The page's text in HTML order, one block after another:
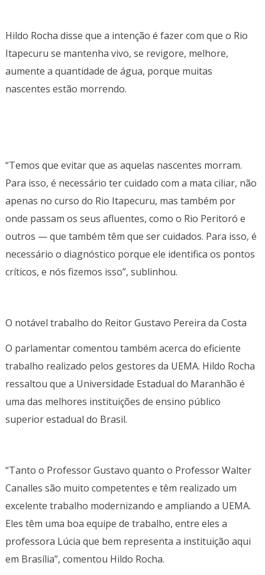
Hildo Rocha disse que a intenção é fazer com que o Rio
Itapecuru se mantenha vivo, se revigore, melhore,
aumente a quantidade de água, porque muitas
nascentes estão morrendo.
“Temos que evitar que as aquelas nascentes morram.
Para isso, é necessário ter cuidado com a mata ciliar, não
apenas no curso do Rio Itapecuru, mas também por
onde passam os seus afluentes, como o Rio Peritoró e
outros — que também têm que ser cuidados. Para isso, é
necessário o diagnóstico porque ele identifica os pontos
críticos, e nós fizemos isso”, sublinhou.
O notável trabalho do Reitor Gustavo Pereira da Costa
O parlamentar comentou também acerca do eficiente
trabalho realizado pelos gestores da UEMA. Hildo Rocha
ressaltou que a Universidade Estadual do Maranhão é
uma das melhores instituições de ensino público
superior estadual do Brasil.
“Tanto o Professor Gustavo quanto o Professor Walter
Canalles são muito competentes e têm realizado um
excelente trabalho modernizando e ampliando a UEMA.
Eles têm uma boa equipe de trabalho, entre eles a
professora Lúcia que bem representa a instituição aqui
em Brasília”, comentou Hildo Rocha.